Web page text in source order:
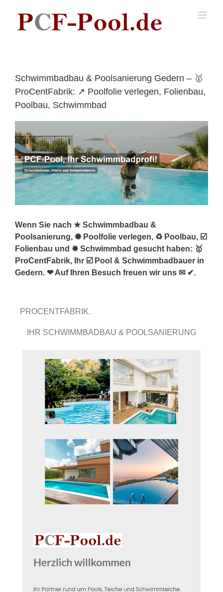
content
Schwimmbadbau & Poolsanierung Gedern – 🥇
ProCentFabrik: ↗️ Poolfolie verlegen, Folienbau,
Poolbau, Schwimmbad
Wenn Sie nach ★ Schwimmbadbau &
Poolsanierung, ✺ Poolfolie verlegen, ♻ Poolbau, ☑️
Folienbau und ✹ Schwimmbad gesucht haben: 🥇
ProCentFabrik, Ihr ☑️ Pool & Schwimmbadbauer in
Gedern. ❤ Auf Ihren Besuch freuen wir uns ✉ ✔.
PROCENTFABRIK.
IHR SCHWIMMBADBAU & POOLSANIERUNG